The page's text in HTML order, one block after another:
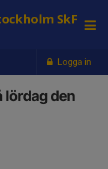
Logga in
SkF
lördag den